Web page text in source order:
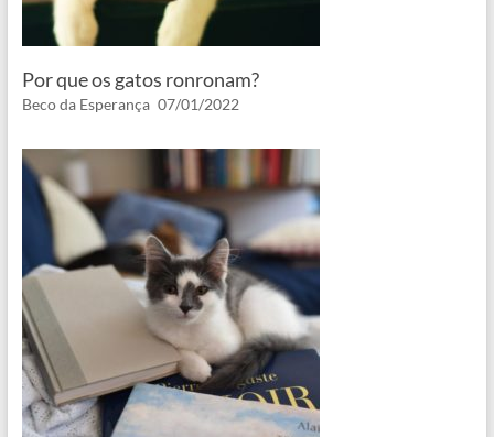
Por que os gatos ronronam?
Beco da Esperança 07/01/2022